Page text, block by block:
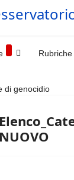
Rubriche
di genocidio
NUOVO